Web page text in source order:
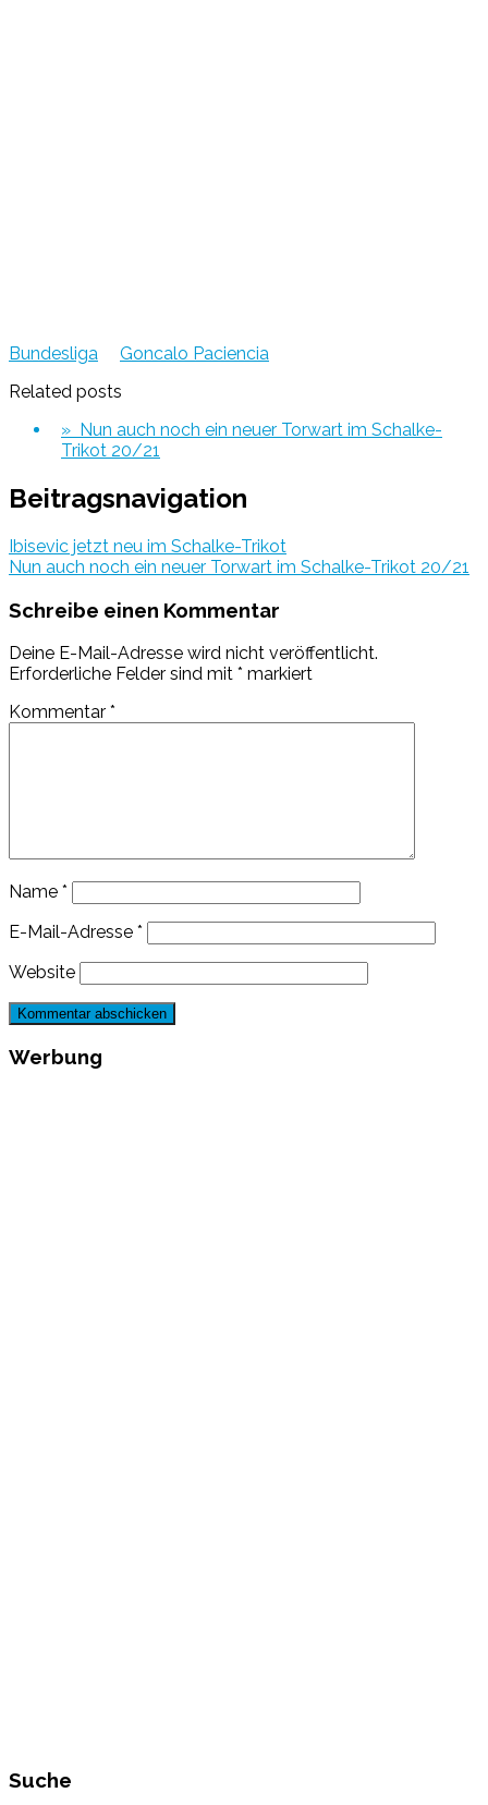
Bundesliga
Goncalo Paciencia
Related posts
» Nun auch noch ein neuer Torwart im Schalke-
Trikot 20/21
Beitragsnavigation
Ibisevic jetzt neu im Schalke-Trikot
Nun auch noch ein neuer Torwart im Schalke-Trikot 20/21
Schreibe einen Kommentar
Deine E-Mail-Adresse wird nicht veröffentlicht.
Erforderliche Felder sind mit * markiert
Kommentar *
Name *
E-Mail-Adresse *
Website
Werbung
Suche